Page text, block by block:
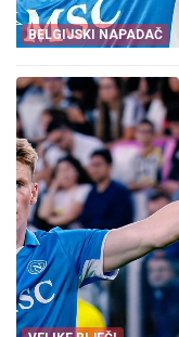
BELGIJSKI NAPADAČ